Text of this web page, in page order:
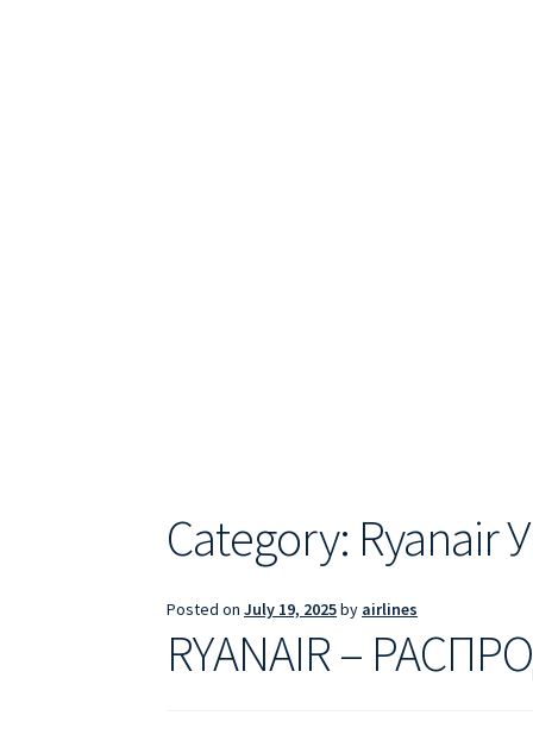
Информация по бронированию билетов
ПРАВИЛА РЕГИСТРАЦИИПРИЛОЖЕНИЕ
Category: Ryanair
Posted onJuly 19, 2025by airlines
RYANAIR –